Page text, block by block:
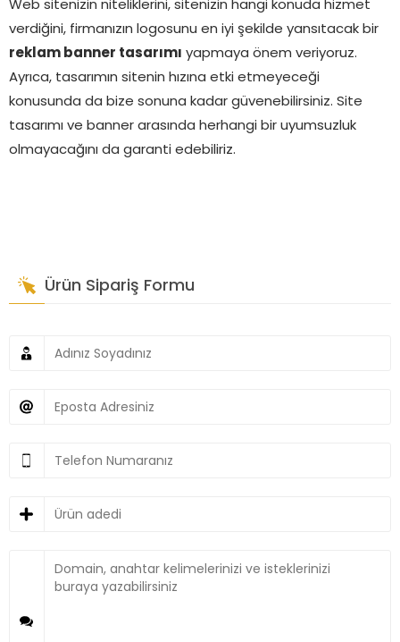
Web sitenizin niteliklerini, sitenizin hangi konuda hizmet
verdiğini, firmanızın logosunu en iyi şekilde yansıtacak bir
reklam banner tasarımı yapmaya önem veriyoruz.
Ayrıca, tasarımın sitenin hızına etki etmeyeceği
konusunda da bize sonuna kadar güvenebilirsiniz. Site
tasarımı ve banner arasında herhangi bir uyumsuzluk
olmayacağını da garanti edebiliriz.
Ürün Sipariş Formu